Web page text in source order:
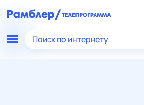
Поиск по интернету